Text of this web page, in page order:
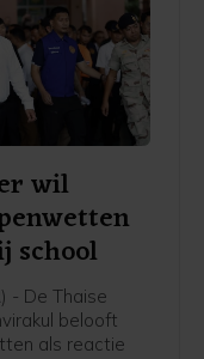
wil
school
- De Thaise
belooft
als reactie